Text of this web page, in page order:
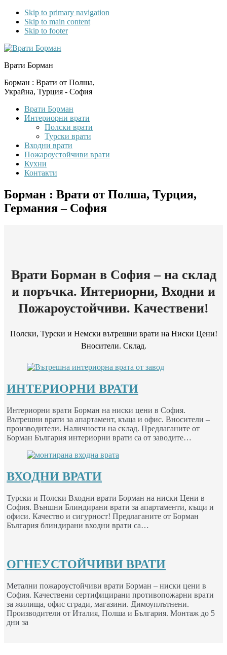
Skip to primary navigation
Skip to main content
Skip to footer
Врати Борман
Борман : Врати от Полша,
Украйна, Турция - София
Врати Борман
Интериорни врати
Полски врати
Турски врати
Входни врати
Пожароустойчиви врати
Кухни
Контакти
Борман : Врати от Полша, Турция,
Германия – София
Врати Борман в София – на склад
и поръчка. Интериорни, Входни и
Пожароустойчиви. Качествени!
Полски, Турски и Немски вътрешни врати на Ниски Цени!
Вносители. Склад.
ИНТЕРИОРНИ ВРАТИ
Интериорни врати Борман на ниски цени в София.
Вътрешни врати за апартамент, къща и офис. Вносители –
производители. Наличности на склад. Предлаганите от
Борман България интериорни врати са от заводите…
ВХОДНИ ВРАТИ
Турски и Полски Входни врати Борман на ниски Цени в
София. Външни Блиндирани врати за апартаменти, къщи и
офиси. Качество и сигурност! Предлаганите от Борман
България блиндирани входни врати са…
ОГНЕУСТОЙЧИВИ ВРАТИ
Метални пожароустойчиви врати Борман – ниски цени в
София. Качествени сертифицирани противопожарни врати
за жилища, офис сгради, магазини. Димоуплътнени.
Производители от Италия, Полша и България. Монтаж до 5
дни за